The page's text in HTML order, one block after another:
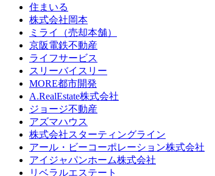
住まいる
株式会社岡本
ミライ（売却本舗）
京阪電鉄不動産
ライフサービス
スリーバイスリー
MORE都市開発
A.RealEstate株式会社
ジョージ不動産
アズマハウス
株式会社スターティングライン
アール・ビーコーポレーション株式会社
アイジャパンホーム株式会社
リベラルエステート